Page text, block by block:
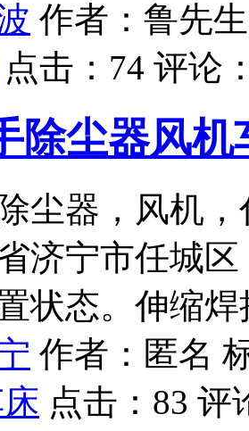
作者：鲁先
点击： 74 评论
除尘器风机
尘器，风机
济宁市任城
状态。伸缩
作者：匿名
点击： 83 评